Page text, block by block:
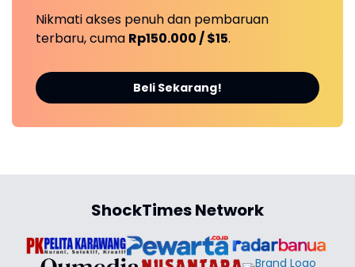
Nikmati akses penuh dan pembaruan
terbaru, cuma Rp150.000 / $15.
Beli Sekarang!
ShockTimes Network